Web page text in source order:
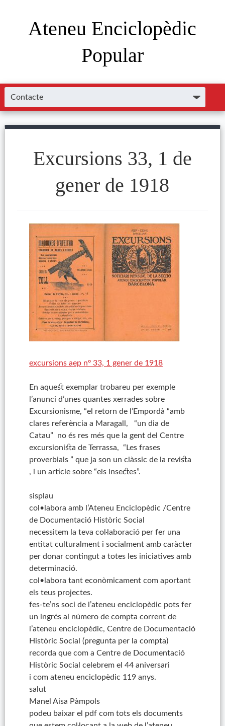
Ateneu Enciclopèdic
Popular
Excursions 33, 1 de
gener de 1918
excursions aep nº 33, 1 gener de 1918
En aquest exemplar trobareu per exemple
l’anunci d’unes quantes xerrades sobre
Excursionisme, “el retorn de l’Empordà “amb
clares referència a Maragall, “un dia de
Catau” no és res més que la gent del Centre
excursionista de Terrassa, “Les frases
proverbials ” que ja son un clàssic de la revista
, i un article sobre “els insectes”.
sisplau
col•labora amb l’Ateneu Enciclopèdic /Centre
de Documentació Històric Social
necessitem la teva col·laboració per fer una
entitat culturalment i socialment amb caràcter
per donar contingut a totes les iniciatives amb
determinació.
col•labora tant econòmicament com aportant
els teus projectes.
fes-te’ns soci de l’ateneu enciclopèdic pots fer
un ingrés al número de compta corrent de
l’ateneu enciclopèdic, Centre de Documentació
Històric Social (pregunta per la compta)
recorda que com a Centre de Documentació
Històric Social celebrem el 44 aniversari
i com ateneu enciclopèdic 119 anys.
salut
Manel Aisa Pàmpols
podeu baixar el pdf com tots els documents